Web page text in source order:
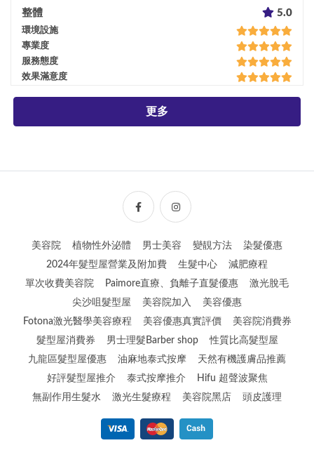
整體 5.0
環境設施
專業度
服務態度
效果滿意度
更多
美容院 植物性外泌體 男士美容 變靚方法
染髮優惠
2024年髮型屋營業及附加費
生髮中心
減肥療程
單次收費美容院
Paimore直療、負離子直髮優惠
激光脫毛
尖沙咀髮型屋
美容院加入
美容優惠
Fotona激光醫學美容療程
美容優惠真實評價
美容院消費券
髮型屋消費券
男士理髮Barber shop
性質比高髮型屋
九龍區髮型屋優惠
油麻地泰式按摩
天然有機護膚品推薦
好評髮型屋推介
泰式按摩推介
Hifu 超聲波聚焦
無副作用生髮水
激光生髮療程 美容院黑店 頭皮護理